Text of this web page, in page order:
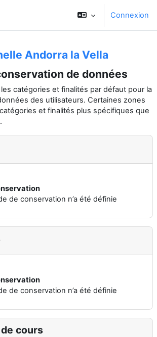
Connexion
Andorra la Vella
de données
catégories et finalités par défaut pour la
des utilisateurs. Certaines zones
et finalités plus spécifiques que
de conservation n’a été définie
de conservation n’a été définie
cours